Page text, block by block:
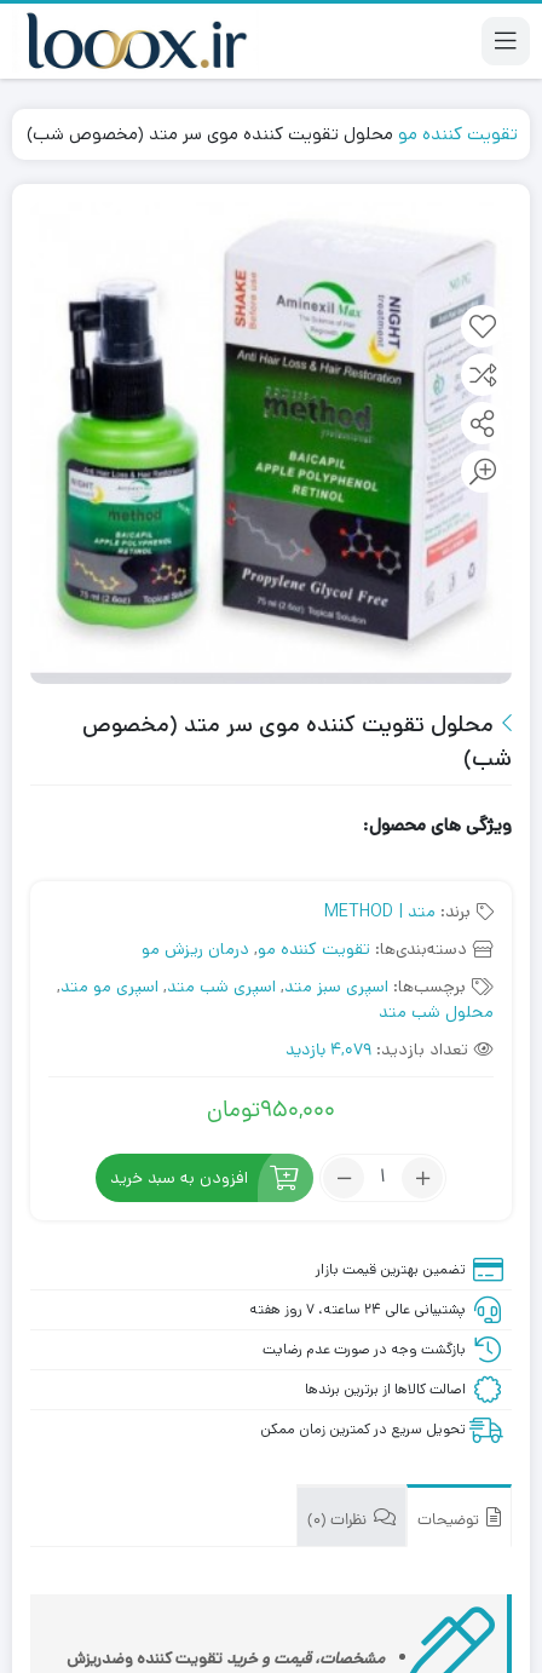
تقویت کننده مو محلول تقویت کننده موی سر متد (مخصوص شب)
محلول تقویت کننده موی سر متد (مخصوص
شب)
ویژگی های محصول:
برند: متد | METHOD
دسته‌بندی‌ها: تقویت کننده مو, درمان ریزش مو
برچسب‌ها: اسپری سبز متد, اسپری شب متد, اسپری مو متد,
محلول شب متد
تعداد بازدید: 4,079 بازدید
950,000تومان
تعداد:
موی
سر
متد
شب)
افزودن به سبد خرید
تضمین بهترین قیمت بازار
پشتیبانی عالی ۲۴ ساعته، ۷ روز هفته
بازگشت وجه در صورت عدم رضایت
اصالت کالاها از برترین برندها
تحویل سریع در کمترین زمان ممکن
توضیحات نظرات (0)
مشخصات، قیمت و خرید تقویت کننده وضدریزش